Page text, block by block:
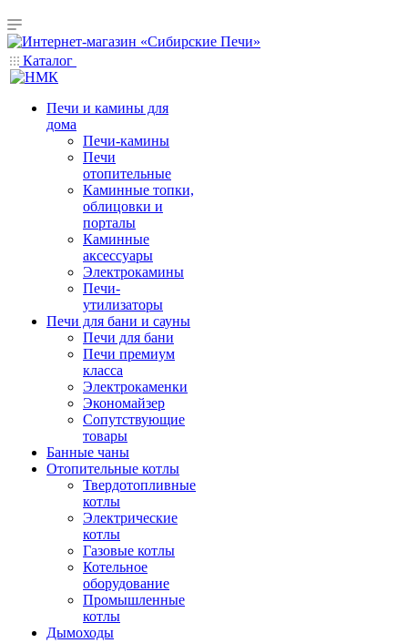
Каталог
Печи и камины для
дома
Печи-камины
Печи
отопительные
Каминные топки,
облицовки и
порталы
Каминные
аксессуары
Электрокамины
Печи-
утилизаторы
Печи для бани и сауны
Печи для бани
Печи премиум
класса
Электрокаменки
Экономайзер
Сопутствующие
товары
Банные чаны
Отопительные котлы
Твердотопливные
котлы
Электрические
котлы
Газовые котлы
Котельное
оборудование
Промышленные
котлы
Дымоходы